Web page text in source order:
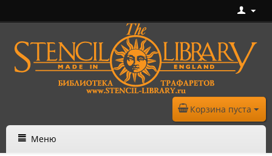
Корзина пуста
Меню